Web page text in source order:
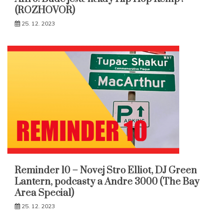
(ROZHOVOR)
25. 12. 2023
Reminder 10 – Novej Stro Elliot, DJ Green
Lantern, podcasty a Andre 3000 (The Bay
Area Special)
25. 12. 2023